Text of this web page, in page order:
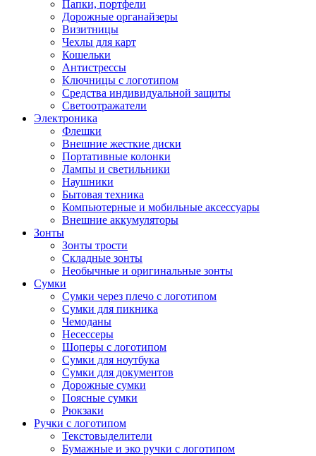
Папки, портфели
Дорожные органайзеры
Визитницы
Чехлы для карт
Кошельки
Антистрессы
Ключницы с логотипом
Средства индивидуальной защиты
Светоотражатели
Электроника
Флешки
Внешние жесткие диски
Портативные колонки
Лампы и светильники
Наушники
Бытовая техника
Компьютерные и мобильные аксессуары
Внешние аккумуляторы
Зонты
Зонты трости
Складные зонты
Необычные и оригинальные зонты
Сумки
Сумки через плечо с логотипом
Сумки для пикника
Чемоданы
Несессеры
Шоперы с логотипом
Сумки для ноутбука
Сумки для документов
Дорожные сумки
Поясные сумки
Рюкзаки
Ручки с логотипом
Текстовыделители
Бумажные и эко ручки с логотипом